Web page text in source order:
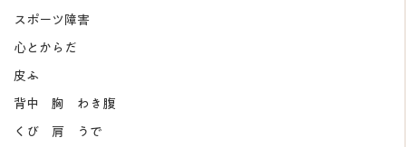
スポーツ障害
心とからだ
皮ふ
背中 胸 わき腹
くび 肩 うで